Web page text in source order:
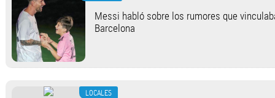
Messi habló sobre los rumores que
Barcelona
LOCALES